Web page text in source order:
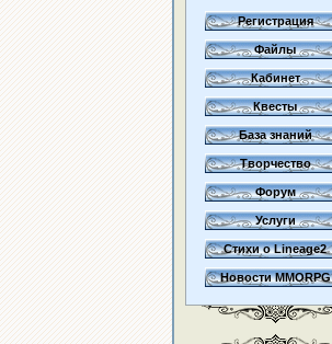
Регистрация
Файлы
Кабинет
Квесты
База знаний
Творчество
Форум
Услуги
Стихи о Lineage2
Новости MMORPG